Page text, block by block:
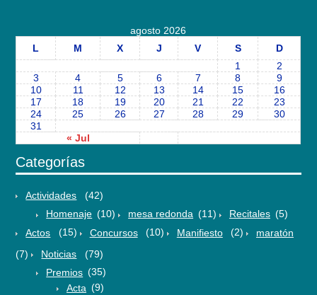
agosto 2026
L
M X J V S D
« Jul
1
2
3
4 5 6 7 8
9
10
11 12 13 14 15
16
17
18 19 20 21 22
23
24
25 26 27 28 29
30
31
Categorías
Actividades
(42)
Homenaje (10) mesa redonda (11) Recitales (5)
Actos
(15) Concursos (10) Manifiesto (2)
maratón
(7)
Noticias
(79)
Premios (35)
Acta (9)